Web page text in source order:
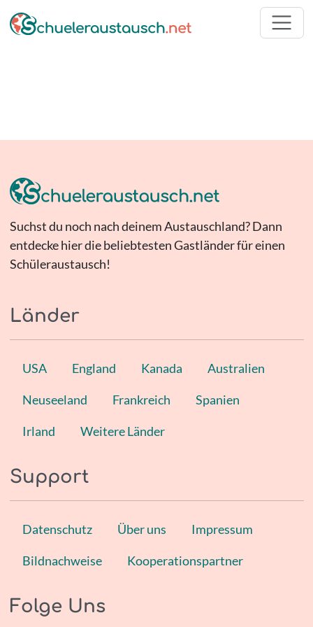
Suchst du noch nach deinem Austauschland? Dann
entdecke hier die beliebtesten Gastländer für einen
Schüleraustausch!
Länder
USA England Kanada Australien
Neuseeland Frankreich Spanien
Irland Weitere Länder
Support
Datenschutz Über uns Impressum
Bildnachweise Kooperationspartner
Folge Uns